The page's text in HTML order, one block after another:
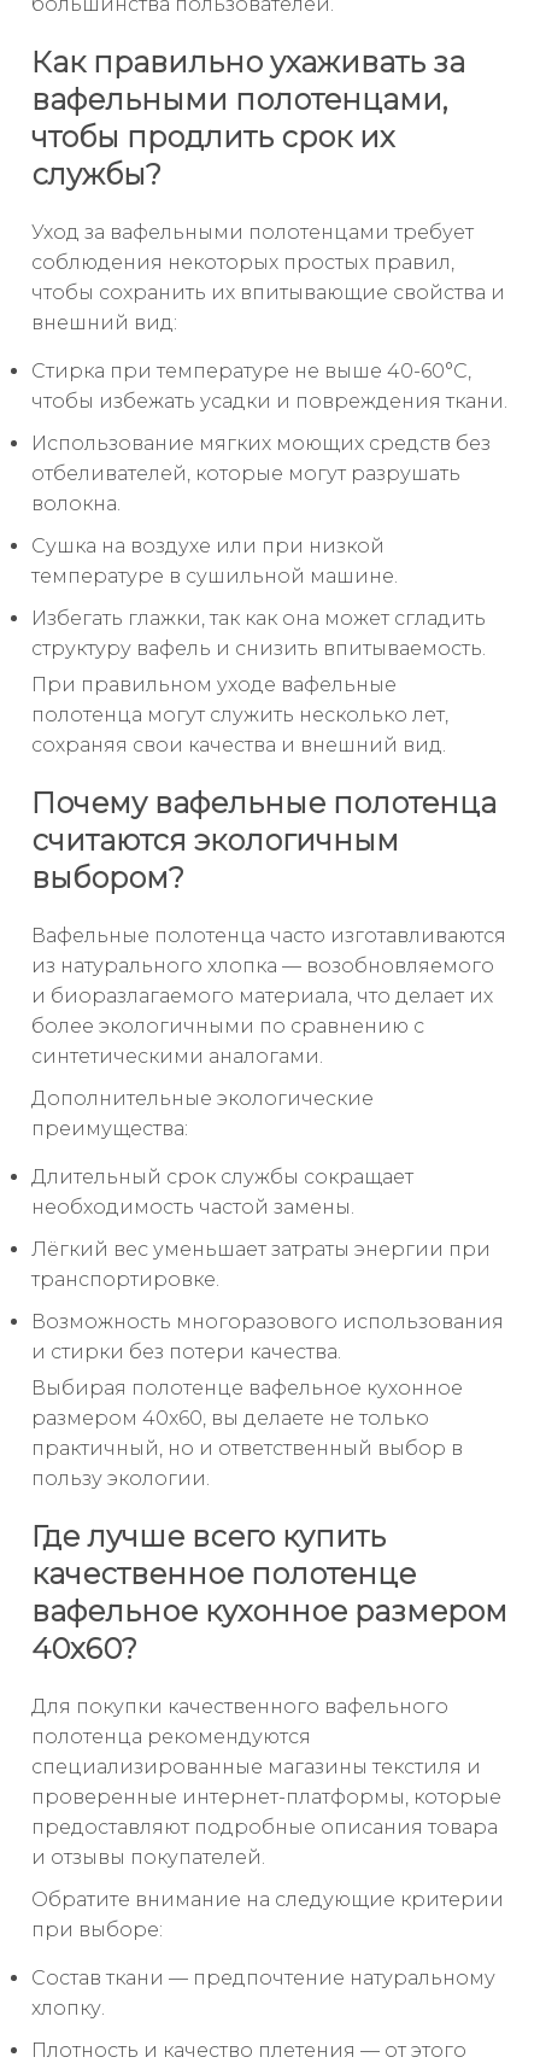
Как правильно ухаживать за
вафельными полотенцами,
чтобы продлить срок их
службы?
Уход за вафельными полотенцами требует
соблюдения некоторых простых правил,
чтобы сохранить их впитывающие свойства и
внешний вид:
Стирка при температуре не выше 40-60°C,
чтобы избежать усадки и повреждения ткани.
Использование мягких моющих средств без
отбеливателей, которые могут разрушать
волокна.
Сушка на воздухе или при низкой
температуре в сушильной машине.
Избегать глажки, так как она может сгладить
структуру вафель и снизить впитываемость.
При правильном уходе вафельные
полотенца могут служить несколько лет,
сохраняя свои качества и внешний вид.
Почему вафельные полотенца
считаются экологичным
выбором?
Вафельные полотенца часто изготавливаются
из натурального хлопка — возобновляемого
и биоразлагаемого материала, что делает их
более экологичными по сравнению с
синтетическими аналогами.
Дополнительные экологические
преимущества:
Длительный срок службы сокращает
необходимость частой замены.
Лёгкий вес уменьшает затраты энергии при
транспортировке.
Возможность многоразового использования
и стирки без потери качества.
Выбирая полотенце вафельное кухонное
размером 40x60, вы делаете не только
практичный, но и ответственный выбор в
пользу экологии.
Где лучше всего купить
качественное полотенце
вафельное кухонное размером
40x60?
Для покупки качественного вафельного
полотенца рекомендуются
специализированные магазины текстиля и
проверенные интернет-платформы, которые
предоставляют подробные описания товара
и отзывы покупателей.
Обратите внимание на следующие критерии
при выборе:
Состав ткани — предпочтение натуральному
хлопку.
Плотность и качество плетения — от этого